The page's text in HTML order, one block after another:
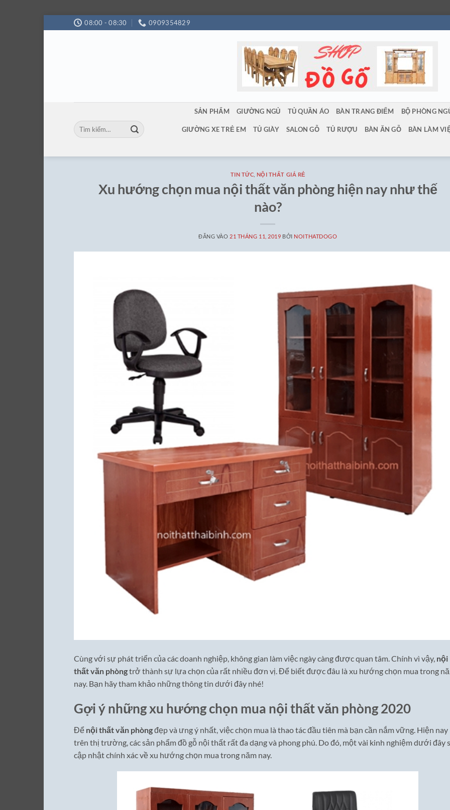
qua
08:00 - 08:30 0909354829
Tìm
kiếm:
SẢN PHẨM GIƯỜNG NGỦ TỦ QUẦN ÁO BÀN TRANG ĐIỂM BỘ PHÒNG
GIƯỜNG XE TRẺ EM TỦ GIÀY SALON GỖ TỦ RƯỢU BÀN ĂN GỖ BÀN LÀM
TIN TỨC NỘI THẤT GIÁ RẺ
Xu hướng chọn mua nội thất văn phòng hiện nay như thế
nào?
ĐĂNG VÀO 21 THÁNG 11, 2019 BỞI NOITHATDOGO
Cùng với sự phát triển của các doanh nghiệp, không gian làm việc ngày càng được quan tâm. Chính vì vậy, nội
thất văn phòngtrở thành sự lựa chọn của rất nhiều đơn vị. Để biết được đâu là xu hướng chọn mua trong
nay. Bạn hãy tham khảo những thông tin dưới đây nhé!
Gợi ý những xu hướng chọn mua nội thất văn phòng 2020
Để nội thất văn phòngđẹp và ưng ý nhất, việc chọn mua là thao tác đầu tiên mà bạn cần nắm vững. Hiện nay
trên thị trường, các sản phẩm đồ gỗ nội thất rất đa dạng và phong phú. Do đó, một vài kinh nghiệm dưới đây
cập nhật chính xác về xu hướng chọn mua trong năm nay.